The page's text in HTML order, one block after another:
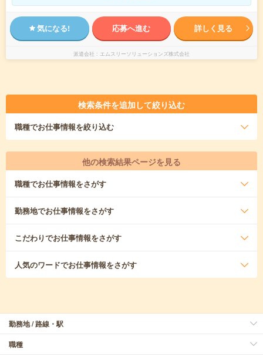
気になる! 応募へ進む 詳しく見る
派遣会社 エムスリーソリューションズ株式会社
検索条件を追加して絞り込む
職種でお仕事情報を絞り込む
他の検索結果ページを見る
職種でお仕事情報をさがす
勤務地でお仕事情報をさがす
こだわりでお仕事情報をさがす
人気のワードでお仕事情報をさがす
勤務地 / 路線・駅
職種